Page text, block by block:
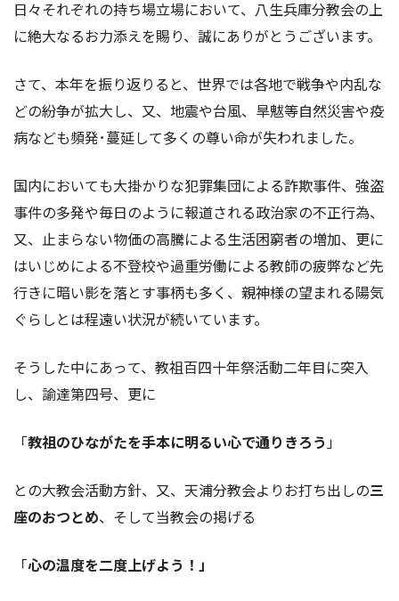
日々それぞれの持ち場立場において、八生兵庫分教会の上
に絶大なるお力添えを賜り、誠にありがとうございます。
さて、本年を振り返りると、世界では各地で戦争や内乱な
どの紛争が拡大し、又、地震や台風、 旱魃等自然災害や疫
病なども頻発･蔓延して多くの尊い命が失われました。
国内においても大掛かりな犯罪集団による詐欺事件、強盗
事件の多発や毎日のように報道される政治家の不正行為、
又、止まらない物価の高騰による生活困窮者の増加、更に
はいじめによる不登校や過重労働による教師の疲弊など先
行きに暗い影を落とす事柄も多く、親神様の望まれる陽気
ぐらしとは程遠い状況が続いています。
そうした中にあって、教祖百四十年祭活動二年目に突入
し、諭達第四号、更に
「教祖のひながたを手本に明るい心で通りきろう」
との大教会活動方針、又、天浦分教会よりお打ち出しの三
座のおつとめ、そして当教会の掲げる
「心の温度を二度上げよう！」